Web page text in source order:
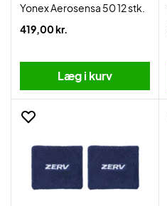
Yonex Aerosensa 50 12 stk.
419,00 kr.
Læg i kurv